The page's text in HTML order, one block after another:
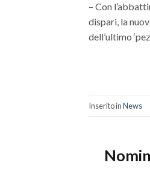
– Con
dispari, la
dell’ultimo
Inserito inNews